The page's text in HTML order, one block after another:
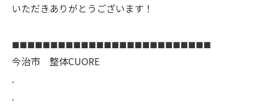
いただきありがとうございます！
◼︎◼︎◼︎◼︎◼︎◼︎◼︎◼︎◼︎◼︎◼︎◼︎◼︎◼︎◼︎◼︎◼︎◼︎◼︎◼︎◼︎◼︎◼︎◼︎◼︎◼︎
今治市 整体CUORE
.
.